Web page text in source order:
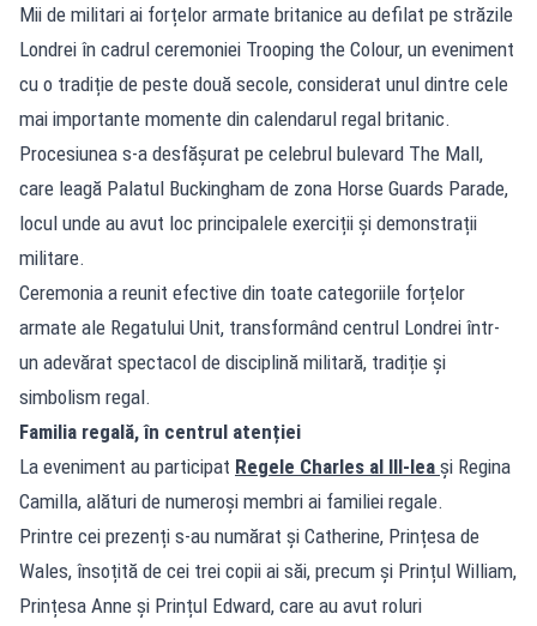
Mii de militari ai forțelor armate britanice au defilat pe străzile
Londrei în cadrul ceremoniei Trooping the Colour, un eveniment
cu o tradiție de peste două secole, considerat unul dintre cele
mai importante momente din calendarul regal britanic.
Procesiunea s-a desfășurat pe celebrul bulevard The Mall,
care leagă Palatul Buckingham de zona Horse Guards Parade,
locul unde au avut loc principalele exerciții și demonstrații
militare.
Ceremonia a reunit efective din toate categoriile forțelor
armate ale Regatului Unit, transformând centrul Londrei într-
un adevărat spectacol de disciplină militară, tradiție și
simbolism regal.
Familia regală, în centrul atenției
La eveniment au participat Regele Charles al III-lea și Regina
Camilla, alături de numeroși membri ai familiei regale.
Printre cei prezenți s-au numărat și Catherine, Prințesa de
Wales, însoțită de cei trei copii ai săi, precum și Prințul William,
Prințesa Anne și Prințul Edward, care au avut roluri